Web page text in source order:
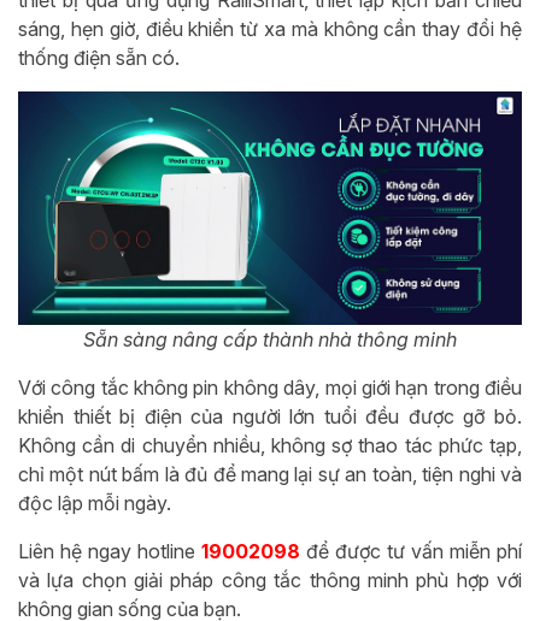
sáng, hẹn giờ, điều khiển từ xa mà không cần thay đổi hệ
thống điện sẵn có.
Sẵn sàng nâng cấp thành nhà thông minh
Với công tắc không pin không dây, mọi giới hạn trong điều
khiển thiết bị điện của người lớn tuổi đều được gỡ bỏ.
Không cần di chuyển nhiều, không sợ thao tác phức tạp,
chỉ một nút bấm là đủ để mang lại sự an toàn, tiện nghi và
độc lập mỗi ngày.
Liên hệ ngay hotline 19002098 để được tư vấn miễn phí
và lựa chọn giải pháp công tắc thông minh phù hợp với
không gian sống của bạn.